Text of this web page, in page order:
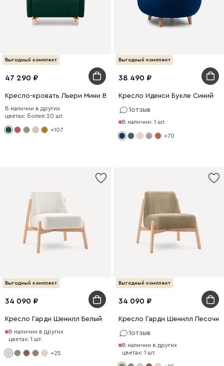
Выгодный комплект
47 290
Кресло-кровать Льери Мини Велюр Зеленый
В наличии в других
цветах: более 20 шт.
+107
Выгодный комплект
38 490
Кресло Иденси Букле Синий
1отзыв
В наличии: 1 шт.
+70
Выгодный комплект
34 090
Кресло Гарди Шенилл Белый
В наличии в других
цветах: 1 шт.
+25
Выгодный комплект
34 090
Кресло Гарди Шенилл
1отзыв
В наличии в других
цветах: 1 шт.